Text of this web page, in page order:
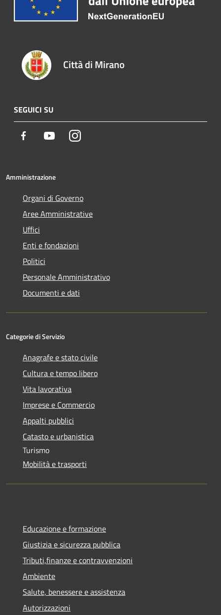
Città di Mirano
SEGUICI SU
Facebook YoutubeInstagram
Amministrazione
Organi di Governo
Aree Amministrative
Uffici
Enti e fondazioni
Politici
Personale Amministrativo
Documenti e dati
Categorie di Servizio
Anagrafe e stato civile
Cultura e tempo libero
Vita lavorativa
Imprese e Commercio
Appalti pubblici
Catasto e urbanistica
Turismo
Mobilità e trasporti
Educazione e formazione
Giustizia e sicurezza pubblica
Tributi,finanze e contravvenzioni
Ambiente
Salute, benessere e assistenza
Autorizzazioni